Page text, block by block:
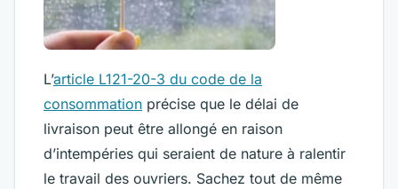
L’article L121-20-3 du code de la
consommation précise que le délai de
livraison peut être allongé en raison
d’intempéries qui seraient de nature à ralentir
le travail des ouvriers. Sachez tout de même